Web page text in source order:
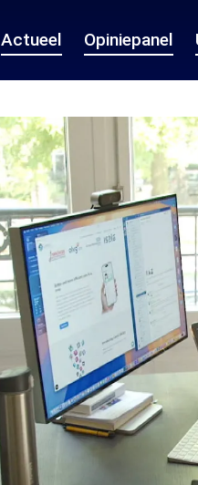
Actueel Opiniepanel